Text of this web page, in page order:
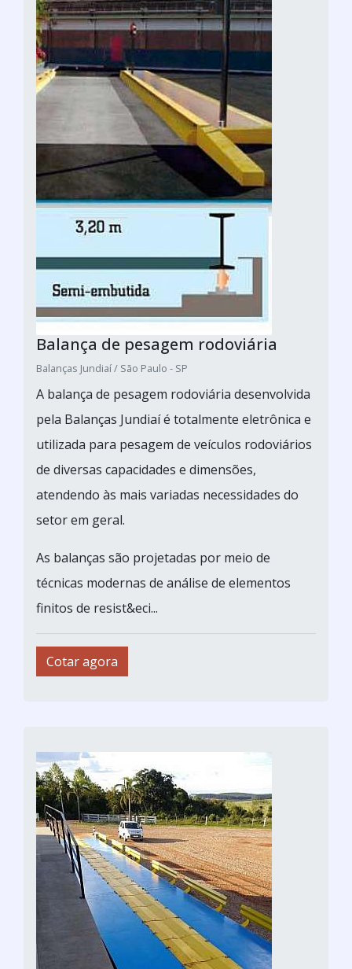
Balança de pesagem rodoviária
Balanças Jundiaí / São Paulo - SP
A balança de pesagem rodoviária desenvolvida
pela Balanças Jundiaí é totalmente eletrônica e
utilizada para pesagem de veículos rodoviários
de diversas capacidades e dimensões,
atendendo às mais variadas necessidades do
setor em geral.
As balanças são projetadas por meio de
técnicas modernas de análise de elementos
finitos de resist&eci...
Cotar agora